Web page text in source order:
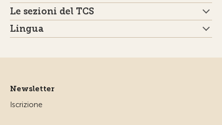
Le sezioni del TCS
Lingua
Newsletter
Iscrizione